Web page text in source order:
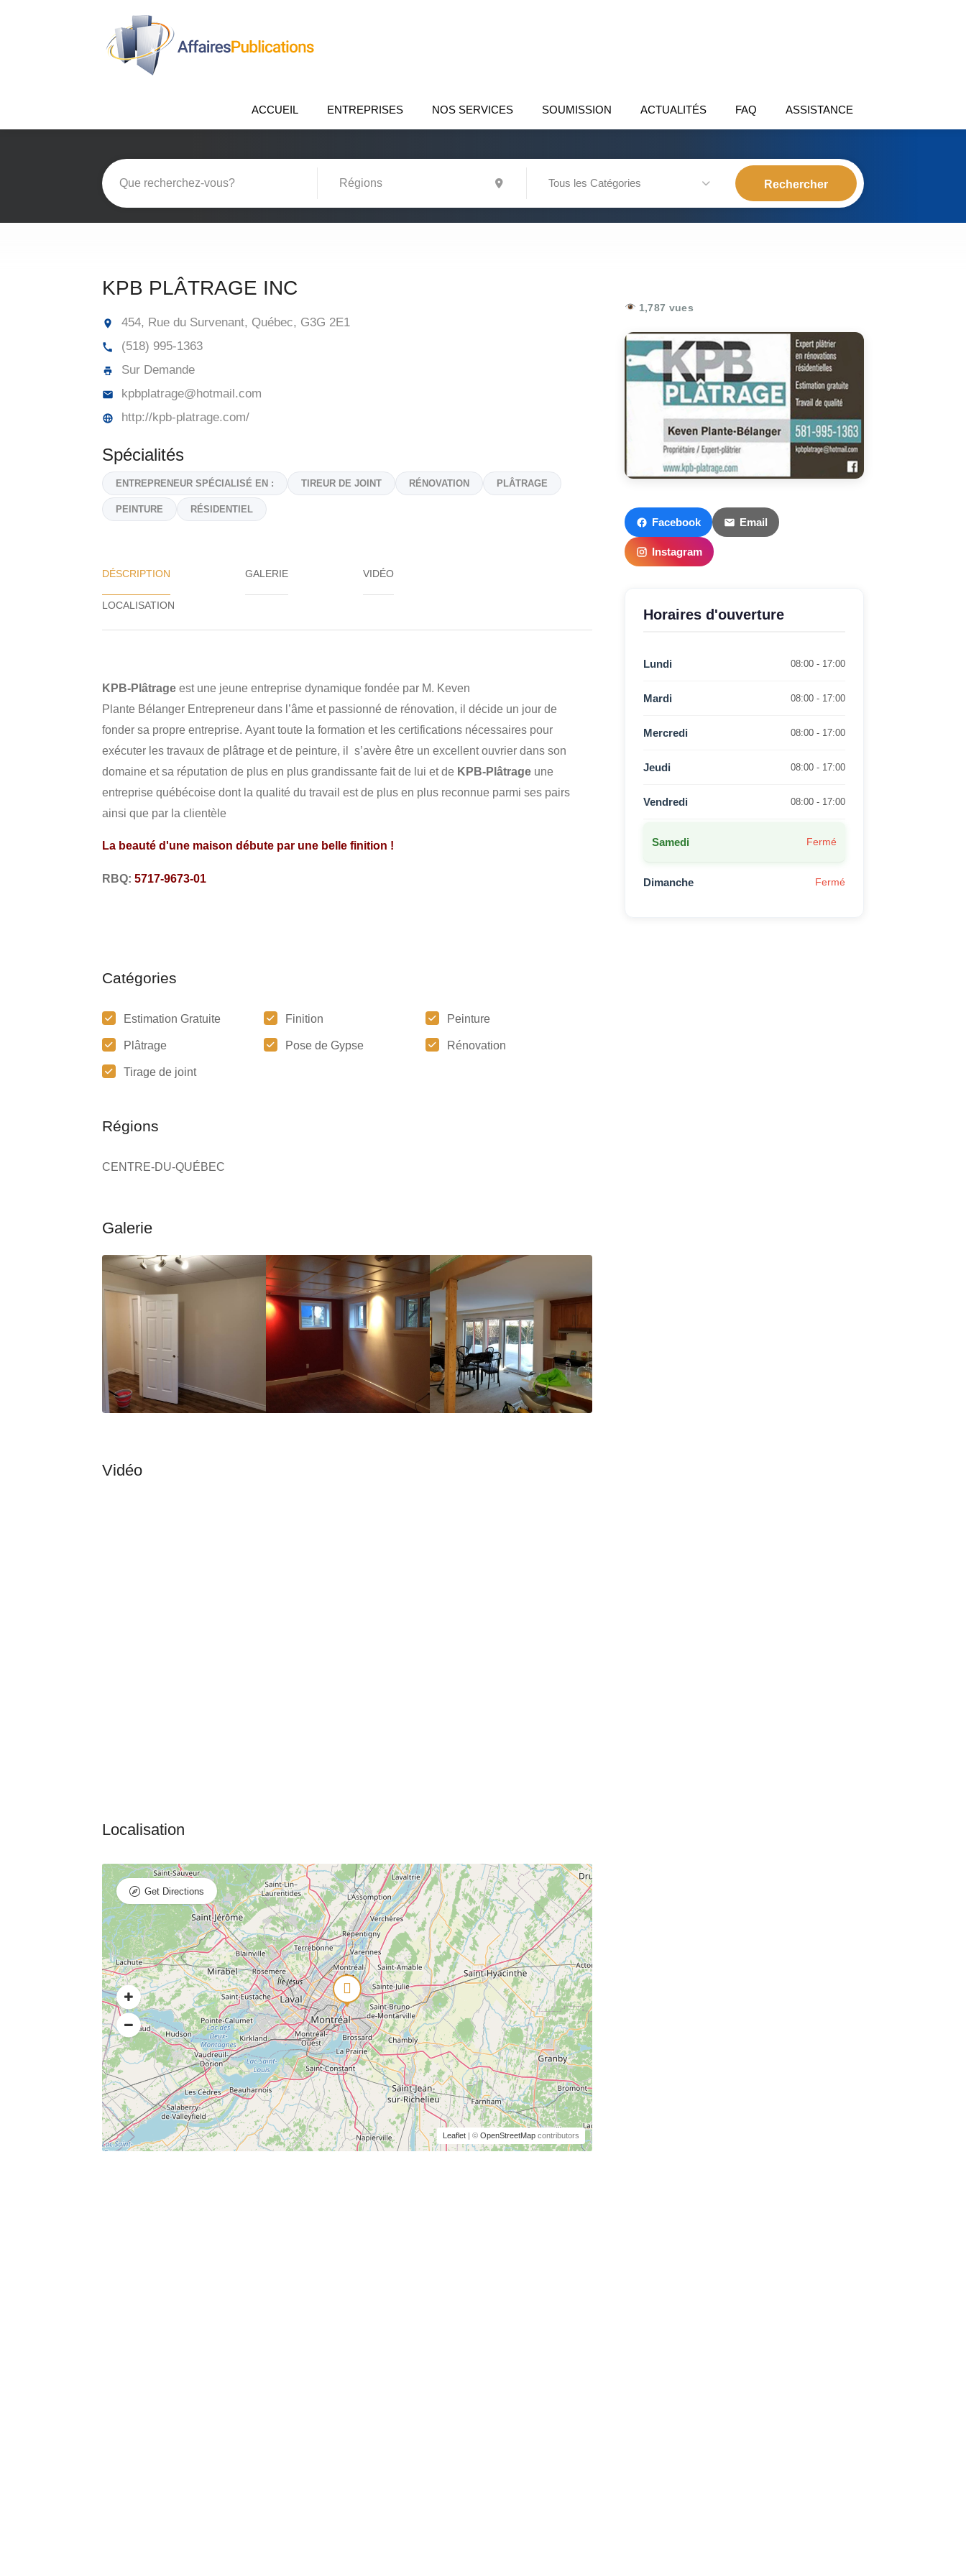
ACCUEIL ENTREPRISES NOS SERVICES SOUMISSION ACTUALITÉS FAQ ASSISTANCE
Tous les Catégories
KPB PLÂTRAGE INC
454, Rue du Survenant, Québec, G3G 2E1
(518) 995-1363
Sur Demande
kpbplatrage@hotmail.com
http://kpb-platrage.com/
Spécialités
ENTREPRENEUR SPÉCIALISÉ EN : TIREUR DE JOINT RÉNOVATION PLÂTRAGE
PEINTURE RÉSIDENTIEL
DÉSCRIPTION GALERIE VIDÉO
KPB-Plâtrage est une jeune entreprise dynamique fondée par M. Keven
Plante Bélanger Entrepreneur dans l’âme et passionné de rénovation, il décide un jour de
fonder sa propre entreprise. Ayant toute la formation et les certifications nécessaires pour
exécuter les travaux de plâtrage et de peinture, il s’avère être un excellent ouvrier dans son
domaine et sa réputation de plus en plus grandissante fait de lui et de KPB-Plâtrage une
entreprise québécoise dont la qualité du travail est de plus en plus reconnue parmi ses pairs
ainsi que par la clientèle
La beauté d'une maison débute par une belle finition !
RBQ: 5717-9673-01
Catégories
Estimation Gratuite Finition Peinture
Plâtrage Pose de Gypse Rénovation
Tirage de joint
Régions
CENTRE-DU-QUÉBEC
Leaflet| © OpenStreetMapcontributors
Get Directions
1,787 vues
Facebook Email
Instagram
Horaires d'ouverture
Lundi 08:00 - 17:00
Mardi 08:00 - 17:00
Mercredi 08:00 - 17:00
Jeudi 08:00 - 17:00
Vendredi 08:00 - 17:00
Samedi Fermé
Dimanche Fermé